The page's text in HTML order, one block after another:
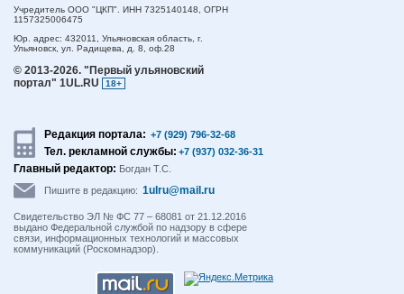
Учредитель ООО "ЦКП". ИНН 7325140148, ОГРН
1157325006475
Юр. адрес: 432011, Ульяновская область, г.
Ульяновск, ул. Радищева, д. 8, оф.28
© 2013-2026. "Первый ульяновский
портал" 1UL.RU
18+
Редакция портала: +7 (929) 796-32-68
Тел. рекламной службы: +7 (937) 032-36-31
Главный редактор: Богдан Т.С.
Пишите в редакцию: 1ulru@mail.ru
Свидетельство ЭЛ № ФС 77 – 68081 от 21.12.2016
выдано Федеральной службой по надзору в сфере
связи, информационных технологий и массовых
коммуникаций (Роскомнадзор).